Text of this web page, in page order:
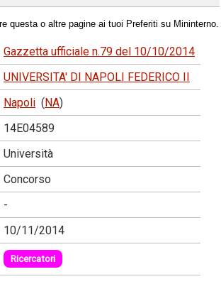
questa o altre pagine ai tuoi Preferiti su Mininterno.
Gazzetta ufficiale n.79 del 10/10/2014
UNIVERSITA' DI NAPOLI FEDERICO II
Napoli (NA)
14E04589
Università
Concorso
-
10/11/2014
Ricercatori